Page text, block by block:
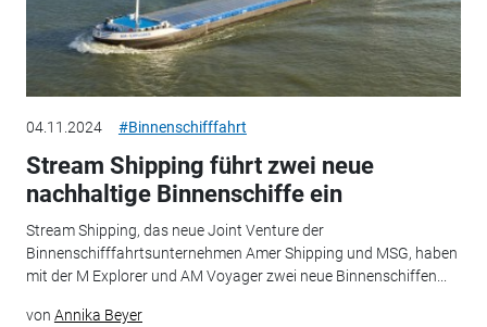
04.11.2024 #Binnenschifffahrt
Stream Shipping führt zwei neue
nachhaltige Binnenschiffe ein
Stream Shipping, das neue Joint Venture der
Binnenschifffahrtsunternehmen Amer Shipping und MSG, haben
mit der M Explorer und AM Voyager zwei neue Binnenschiffen...
von Annika Beyer